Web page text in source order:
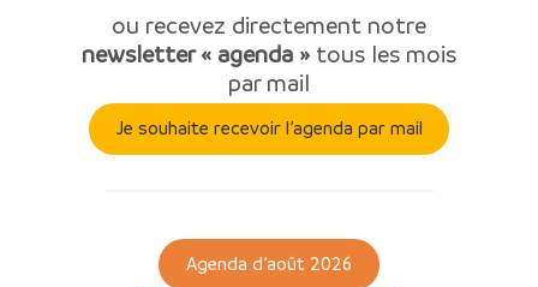
ou recevez directement notre
newsletter « agenda » tous les mois
par mail
Je souhaite recevoir l’agenda par mail
Agenda d’août 2026